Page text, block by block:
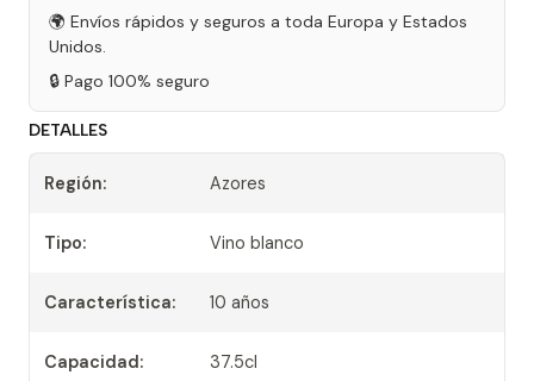
🌍 Envíos rápidos y seguros a toda Europa y Estados
Unidos.
🔒 Pago 100% seguro
DETALLES
Región: Azores
Tipo: Vino blanco
Característica: 10 años
Capacidad: 37.5cl